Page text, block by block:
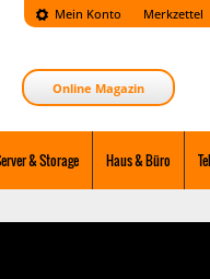
Mein Konto Merkzettel
Online Magazin
& Storage Haus & Büro